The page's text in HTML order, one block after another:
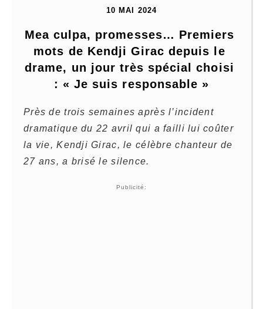
10 MAI 2024
Mea culpa, promesses… Premiers
mots de Kendji Girac depuis le
drame, un jour très spécial choisi
: « Je suis responsable »
Près de trois semaines après l’incident
dramatique du 22 avril qui a failli lui coûter
la vie, Kendji Girac, le célèbre chanteur de
27 ans, a brisé le silence.
Publicité: